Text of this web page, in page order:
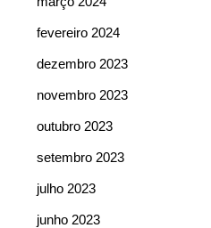
fevereiro 2024
dezembro 2023
novembro 2023
outubro 2023
setembro 2023
julho 2023
junho 2023